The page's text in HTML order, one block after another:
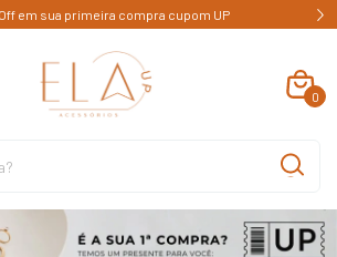
FRETE GRÁTIS - para todo BRASIL
0